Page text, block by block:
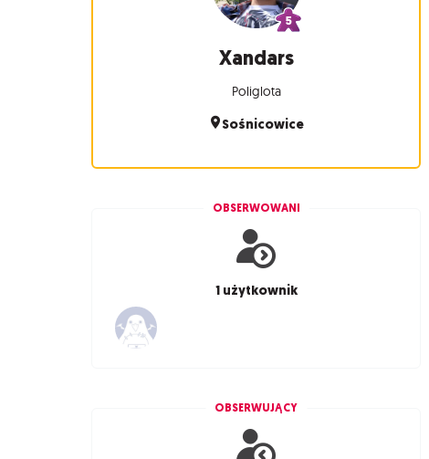
Xandars
Poliglota
Sośnicowice
OBSERWOWANI
1 użytkownik
OBSERWUJĄCY